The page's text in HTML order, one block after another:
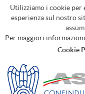
Utilizziamo i cookie per
esperienza sul nostro
Per maggiori
Cookie